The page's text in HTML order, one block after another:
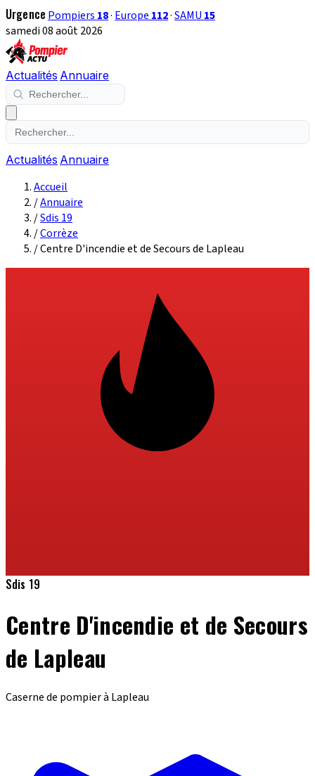
Urgence Pompiers 18· Europe 112·SAMU 15
samedi 08 août 2026
Actualités Annuaire
Actualités Annuaire
Accueil
/Annuaire
/Sdis 19
/Corrèze
/Centre D'incendie et de Secours de Lapleau
Sdis 19
Centre D'incendie et de Secours
de Lapleau
Caserne de pompier à Lapleau